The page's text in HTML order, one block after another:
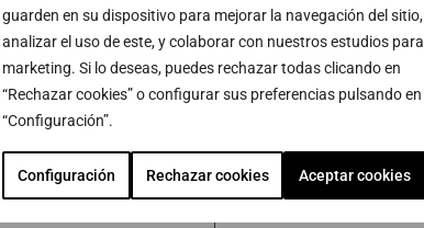
guarden en su dispositivo para mejorar la navegación del sitio,
analizar el uso de este, y colaborar con nuestros estudios para
marketing. Si lo deseas, puedes rechazar todas clicando en
“Rechazar cookies” o configurar sus preferencias pulsando en
“Configuración”.
Configuración Rechazar cookies Aceptar cookies
de Madrid
número
de junio de